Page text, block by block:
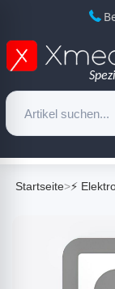
Startseite>⚡